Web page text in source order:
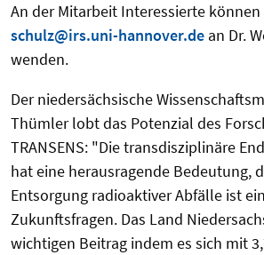
An der Mitarbeit Interessierte
schulz@irs.uni-hannover.de an Dr.
wenden.
Der niedersächsische
Thümler lobt das Potenzial des
TRANSENS: "Die transdisziplinäre
hat eine herausragende Bedeutung,
Entsorgung radioaktiver Abfälle ist
Zukunftsfragen. Das Land
wichtigen Beitrag indem es sich mit